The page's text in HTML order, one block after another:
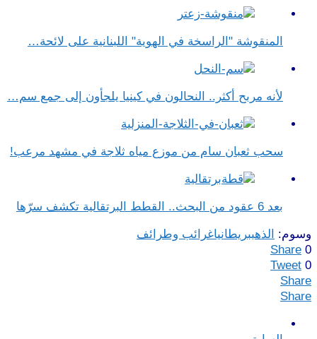
المنقوشة "الراسخة في الهوية" اللبنانية على لائحة…
لأنه مربح أكثر.. النحالون في كينيا يلجأون إلى جمع سم…
سحب ثعبان سام من موزع مياه ثلاجة في مشهد مرعب!
بعد 6 عقود من البحث.. القطط البرتقالية تكشف سرّها
وسوم: الذهببريطانياغرائب وطرائف
Share 0
Tweet 0
Share
Share